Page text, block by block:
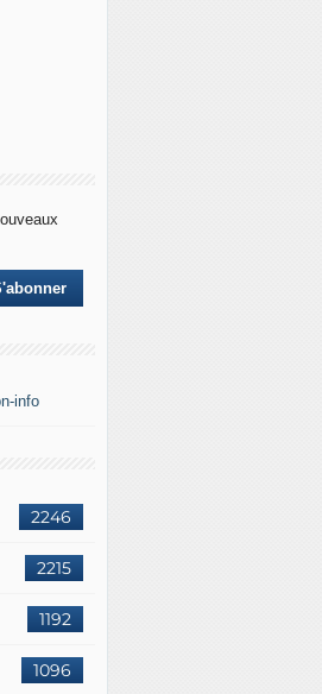
info
2246
2215
1192
1096